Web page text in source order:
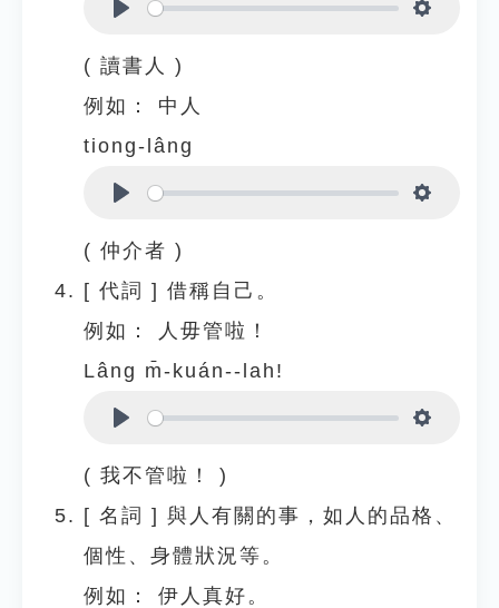
( 讀書人 )
例如：
中人
tiong-lâng
( 仲介者 )
[ 代詞 ] 借稱自己。
例如：
人毋管啦！
Lâng m̄-kuán--lah!
( 我不管啦！ )
[ 名詞 ] 與人有關的事，如人的品格、
個性、身體狀況等。
例如：
伊人真好。